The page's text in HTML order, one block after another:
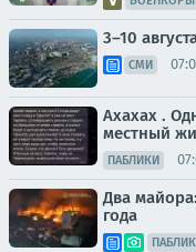
3–10
СМИ
Ахахах .
местный
ПАБЛИКИ
Два
года